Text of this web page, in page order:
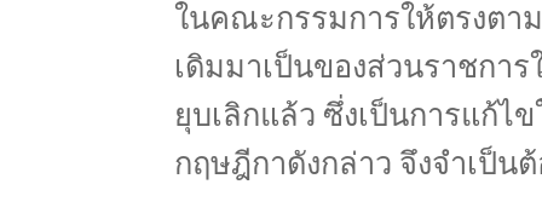
ในคณะกรรมการให้ตรงตา
เดิมมาเป็นของส่วนราชกา
ยุบเลิกแล้ว ซึ่งเป็นการแก้
กฤษฎีกาดังกล่าว จึงจำเป็น